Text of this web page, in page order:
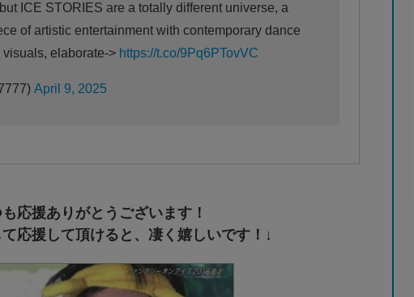
ICE STORIES are a totally different universe, a
of artistic entertainment with contemporary dance
elaborate-> https://t.co/9Pq6PTovVC
April 9, 2025
応援ありがとうございます！
応援して頂けると、凄く嬉しいです！↓